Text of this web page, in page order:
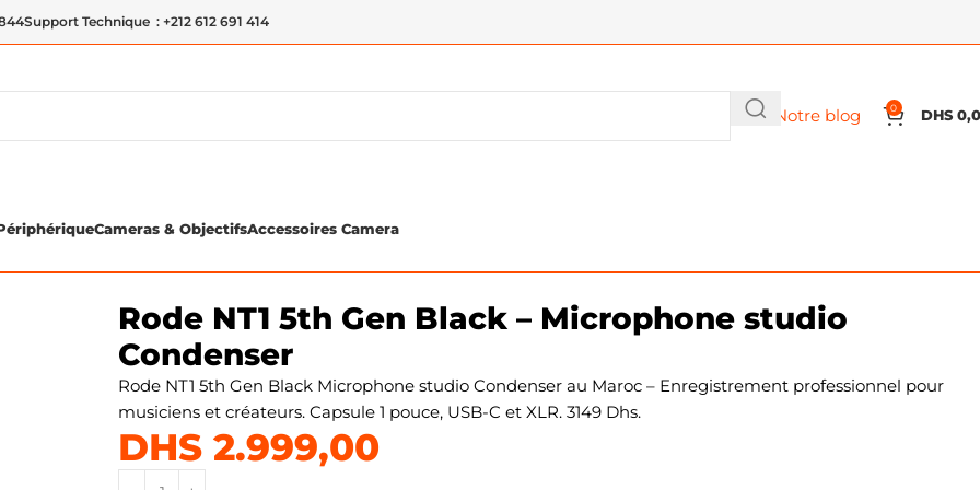
Support Technique : +212 612 691 414
Notre blog 0 DHS
Cameras & ObjectifsAccessoires Camera
Rode NT1 5th Gen Black – Microphone studio
Condenser
Rode NT1 5th Gen Black Microphone studio Condenser au Maroc – Enregistrement professionnel pour
musiciens et créateurs. Capsule 1 pouce, USB-C et XLR. 3149 Dhs.
DHS 2.999,00